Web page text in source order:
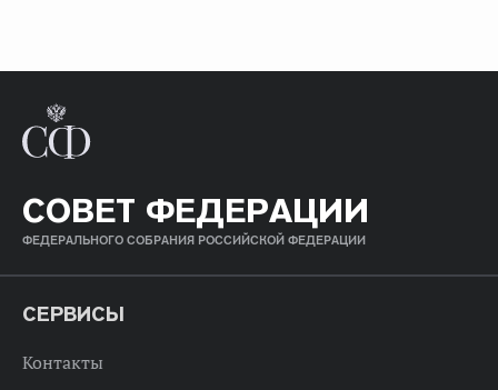
СОВЕТ ФЕДЕРАЦИИ
ФЕДЕРАЛЬНОГО СОБРАНИЯ РОССИЙСКОЙ ФЕДЕРАЦИИ
СЕРВИСЫ
Контакты